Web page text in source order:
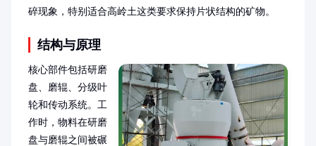
碎现象，特别适合高岭土这类要求保持片状结构的矿物。
结构与原理
核心部件包括研磨
盘、磨辊、分级叶
轮和传动系统。工
作时，物料在研磨
盘与磨辊之间被碾